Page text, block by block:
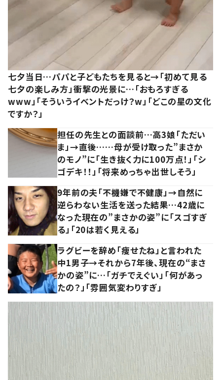
七夕当日…パパと子どもたちを見ると→「初めて見る
七夕の楽しみ方」衝撃の光景に…「おもろすぎる
www」「そういうイベントだっけ？w」「どこの星の文化
ですか？」
担任の先生との面談前…高3娘「ただい
ま」→直後……母が受け取った”まさか
のモノ”に「生き抜く力に100万点！」「シ
ゴデキ！！」「将来めっちゃ出世しそう」
9年前の夫「不機嫌で不健康」→自然に
逆らわない生活を送った結果…42歳に
なった現在の”まさかの姿”に「スゴすぎ
る」「20は若く見える」
ラグビーを辞め「痩せたね」と言われた
中1男子→それから7年後、現在の“まさ
かの姿”に…「ガチでえぐい」「何があっ
たの？」「雰囲気変わりすぎ」